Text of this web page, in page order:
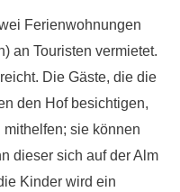
Ferienwohnungen
an Touristen vermietet.
Die Gäste, die die
den Hof besichtigen,
sie können
dieser sich auf der Alm
Kinder wird ein